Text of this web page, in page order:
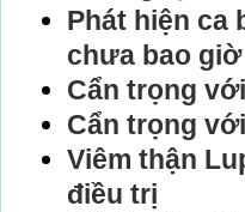
Phát hiện ca
chưa bao
Cẩn trọng
Cẩn trọng
Viêm thận
điều trị